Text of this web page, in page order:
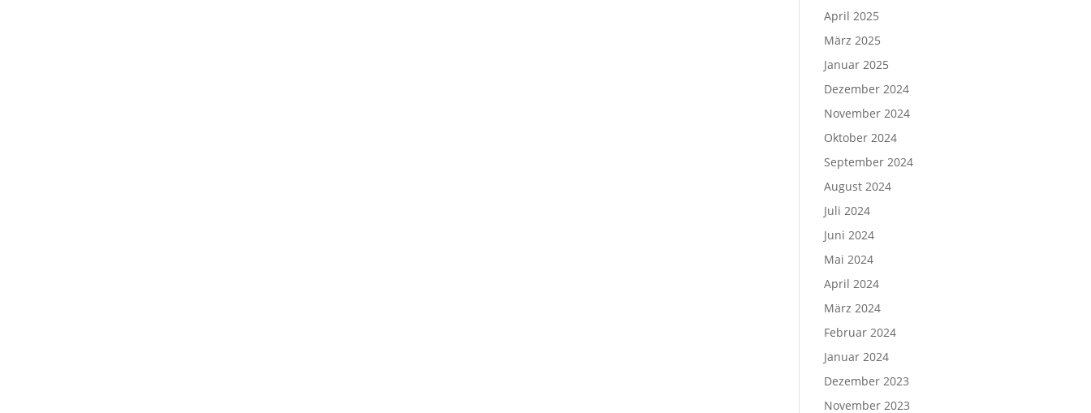
April 2025
März 2025
Januar 2025
Dezember 2024
November 2024
Oktober 2024
September 2024
August 2024
Juli 2024
Juni 2024
Mai 2024
April 2024
März 2024
Februar 2024
Januar 2024
Dezember 2023
November 2023